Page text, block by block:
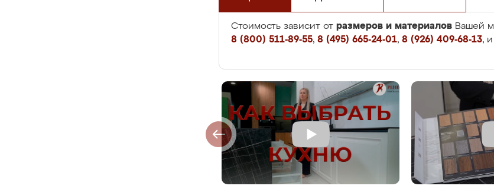
Стоимость зависит от размеров и материалов Вашей
8 (800) 511-89-55, 8 (495) 665-24-01, 8 (926) 409-68-13,